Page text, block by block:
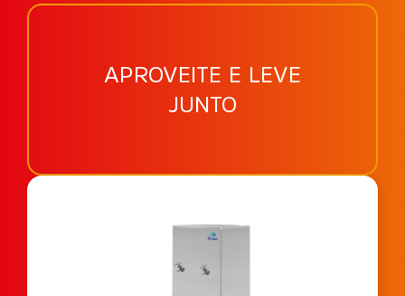
APROVEITE E LEVE
JUNTO